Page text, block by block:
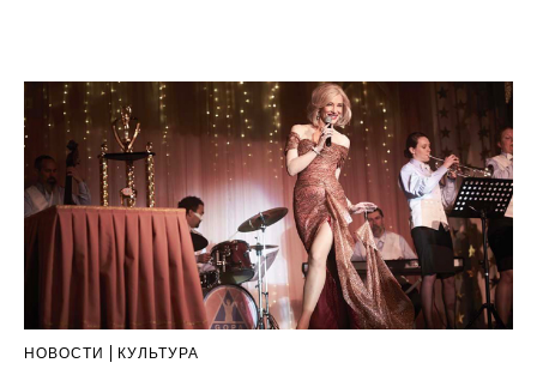
НОВОСТИ КУЛЬТУРА